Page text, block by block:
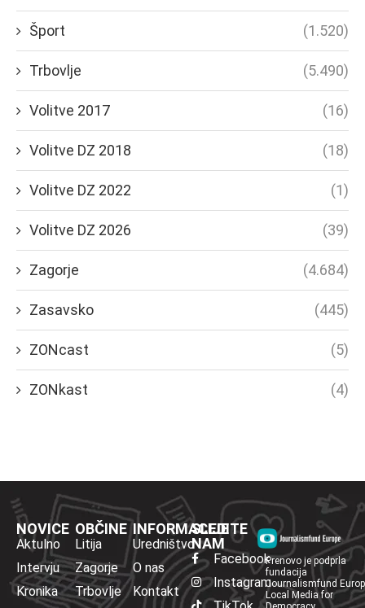
Šport (1.520)
Trbovlje (5.490)
Volitve 2017 (16)
Volitve DZ 2018 (18)
Volitve DZ 2022 (1)
Volitve DZ 2026 (39)
Zagorje (4.684)
Zasavsko (445)
ZONcast (5)
ZONkast (4)
NOVICE
Aktulno
Intervju
Kronika
OBČINE
Litija
Zagorje
Trbovlje
INFORMACIJE
Uredništvo
O nas
Kontakt
SLEDITE
NAM
Facebook
Instagram
Prenovo je podprla
fundacija
Journalismfund
Local Media for